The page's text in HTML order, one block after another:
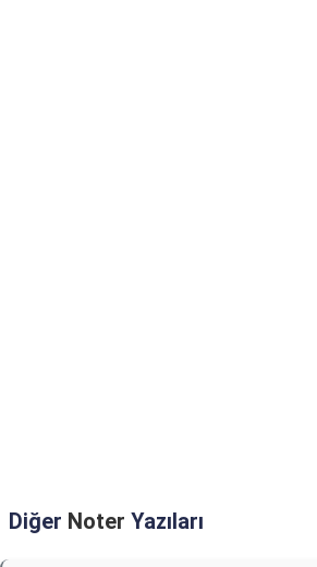
Diğer Noter Yazıları